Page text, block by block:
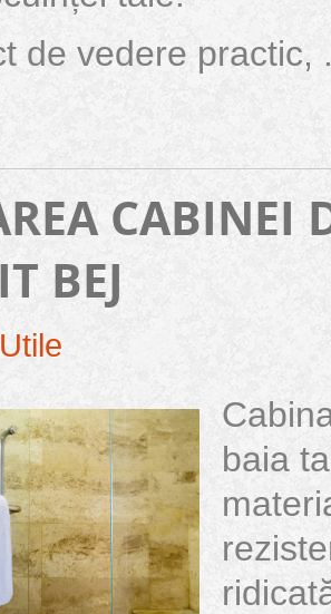
de vedere practic,
CABINEI
BEJ
Utile
baia